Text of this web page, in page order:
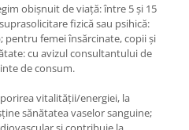
obișnuit de viață: între 5 și 15
fizică sau psihică:
pentru femei însărcinate, copii și
cu avizul consultantului de
de consum.
vitalității/energiei, la
sănătatea vaselor sanguine;